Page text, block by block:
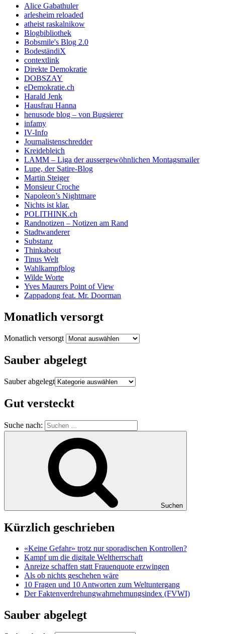
Alice Gabathuler
arlesheim reloaded
atheist raskalnikow
Blogbibliothek
Bobsmile's Blog 2.0
BodeständiX
contextlink
Direkte Demokratie
DOBSZAY
eDemokratie.ch
Harald Jenk
Hausfrau Hanna
henusode blog – von Bugsierer
infamy
IV-Info
Journalistenschredder
Kreidebleich
LAMM – Liga der aussergewöhnlichen Montagsmailer
Lupe, der Satire-Blog
Martin Steiger
Monsieur Croche
Napoleon’s Nightmare
Nichts ist klar.
POLITHINK.ch
Randnotizen – Notizen am Rand
Stadtwanderer
Substanz
Thinkabout
Tinus Welt
Wahlkampfblog
Wilde Worte
Yves Maurers Point of View
Zappadong feat. Mr. Doorman
Monatlich versorgt
Monatlich versorgt
Sauber abgelegt
Sauber abgelegt
Gut versteckt
Suche nach:
Suchen
Kürzlich geschrieben
«Keine Gefahr» trotz nur sporadischen Kontrollen?
Kampf um die digitale Weltherrschaft
Anreize schaffen statt Frauenquote erzwingen
Als ob nichts geschehen wäre
10 Fragen und 10 Antworten zum Weltuntergang
Der Faktenverdrehungwahrnehmungsindex (FVWI)
Sauber abgelegt